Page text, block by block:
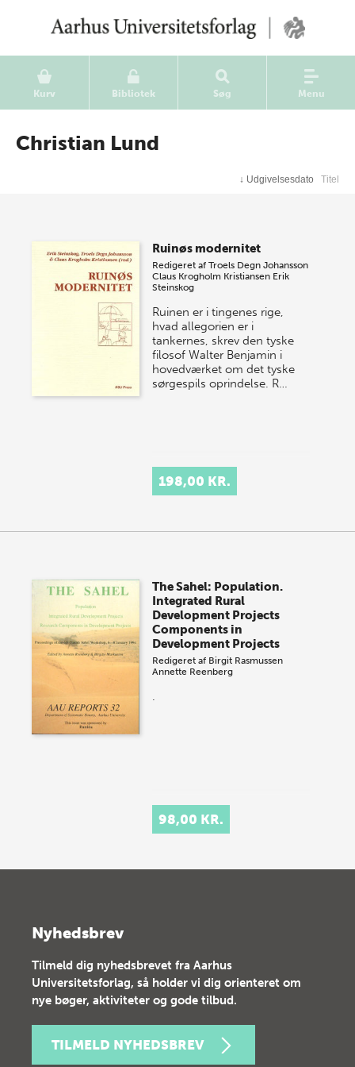
Kurv Bibliotek Søg Menu
Christian Lund
↓ Udgivelsesdato Titel
Ruinøs modernitet
Redigeret afTroels Degn Johansson
Claus Krogholm Kristiansen Erik
Steinskog
Ruinen er i tingenes rige,
hvad allegorien er i
tankernes, skrev den tyske
filosof Walter Benjamin i
hovedværket om det tyske
sørgespils oprindelse. R…
198,00 KR.
The Sahel: Population.
Integrated Rural
Development Projects
Components in
Development Projects
Redigeret af Birgit Rasmussen
Annette Reenberg
.
98,00 KR.
Nyhedsbrev
Tilmeld dig nyhedsbrevet fra Aarhus
Universitetsforlag, så holder vi dig orienteret om
nye bøger, aktiviteter og gode tilbud.
TILMELD NYHEDSBREV